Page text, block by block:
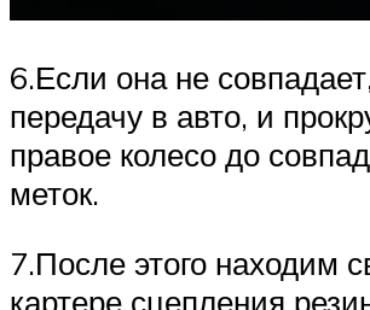
6.Если она не
передачу в авто, и
правое колесо до
меток.
7.После этого находим
картере сцепления